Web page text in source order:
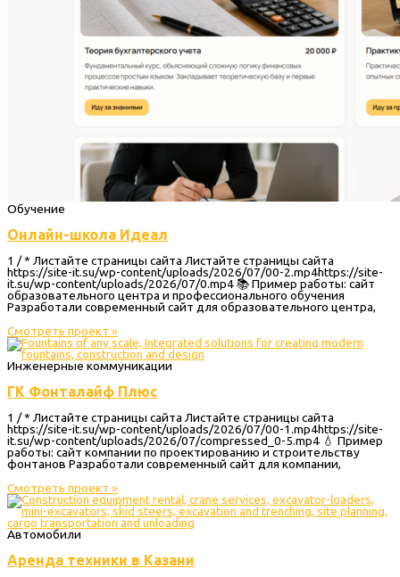
Обучение
Онлайн-школа Идеал
1 / * Листайте страницы сайта Листайте страницы сайта
https://site-it.su/wp-content/uploads/2026/07/00-2.mp4https://site-
it.su/wp-content/uploads/2026/07/0.mp4 📚 Пример работы: сайт
образовательного центра и профессионального обучения
Разработали современный сайт для образовательного центра,
Смотреть проект »
Инженерные коммуникации
ГК Фонталайф Плюс
1 / * Листайте страницы сайта Листайте страницы сайта
https://site-it.su/wp-content/uploads/2026/07/00-1.mp4https://site-
it.su/wp-content/uploads/2026/07/compressed_0-5.mp4 💧 Пример
работы: сайт компании по проектированию и строительству
фонтанов Разработали современный сайт для компании,
Смотреть проект »
Автомобили
Аренда техники в Казани